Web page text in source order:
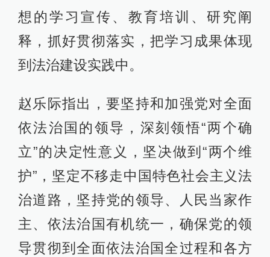
想的学习宣传、教育培训、研究阐
释，抓好贯彻落实，把学习成果体现
到法治建设实践中。
赵乐际指出，要坚持和加强党对全面
依法治国的领导，深刻领悟“两个确
立”的决定性意义，坚决做到“两个维
护”，坚定不移走中国特色社会主义法
治道路，坚持党的领导、人民当家作
主、依法治国有机统一，确保党的领
导贯彻到全面依法治国全过程和各方